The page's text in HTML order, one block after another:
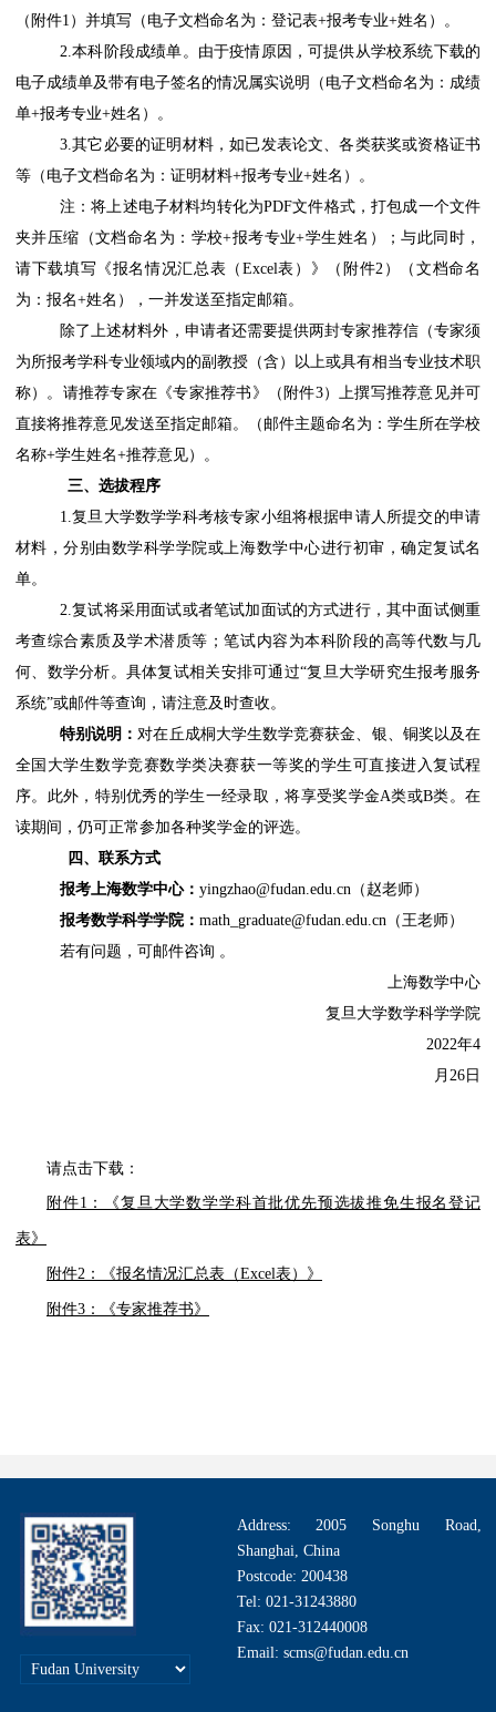
（附件1）并填写（ 电子文档命名为：登记表+报考专业+姓名 ）。
2.本科阶段成绩单。由于疫情原因 ，可提供从学校系统下载的
电子成绩单及带有电子签名的情况属实说明（ 电子文档命名为：成绩
单+报考专业+姓名 ）。
3.其它必要的证明材料，如已发表论文、各类获奖或资格证书
等（ 电子文档命名为：证明材料+报考专业+姓名 ）。
注：将上述电子材料均转化为PDF文件格式，打包成一个文件
夹并压缩（文档命名为：学校+报考专业+学生姓名 ）；与此同时，
请下载填写《报名情况汇总表（Excel表）》（附件2）（文档命名
为：报名+姓名 ），一并发送至指定邮箱。
除了上述材料外，申请者还需要提供两封专家推荐信（专家须
为所报考学科专业领域内的副教授（含）以上或具有相当专业技术职
称）。请推荐专家在《专家推荐书》（附件3）上撰写推荐意见并可
直接将推荐意见发送至指定邮箱。（邮件主题命名为：学生所在学校
名称+学生姓名+推荐意见）。
三、 选拔程序
1.复旦大学数学学科考核专家小组将根据申请人所提交的申请
材料，分别由数学科学学院或上海数学中心进行初审，确定复试名
单。
2.复试将采用面试或者笔试加面试的方式进行，其中面试侧重
考查综合素质及学术潜质等；笔试内容为本科阶段的高等代数与几
何、数学分析。具体复试相关安排可通过“复旦大学研究生报考服务
系统”或邮件等查询，请注意及时查收。
特别说明：对在丘成桐大学生数学竞赛获金、银、铜奖以及在
全国大学生数学竞赛数学类决赛获一等奖的学生可直接进入复试程
序。此外，特别优秀的学生一经录取，将享受奖学金A类或B类。在
读期间，仍可正常参加各种奖学金的评选。
四、 联系方式
报考上海数学中心： yingzhao@fudan.edu.cn（赵老师）
报考数学科学学院： math_graduate@fudan.edu.cn（王老师 ）
若有问题，可邮件咨询 。
上海数学中心
复旦大学数学科学学院
2022年4
月26日
请点击下载：
附件1：《复旦大学数学学科首批优先预选拔推免生报名登记
表》
附件2：《报名情况汇总表（Excel表）》
附件3：《专家推荐书》
Address: 2005 Songhu Road,
Shanghai, China
Postcode: 200438
Tel: 021-31243880
Fax: 021-312440008
Email: scms@fudan.edu.cn